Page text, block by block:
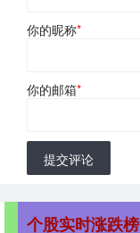
你的昵称*
你的邮箱*
提交评论
个股实时涨跌榜